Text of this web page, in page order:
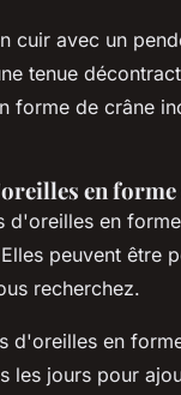
cuir avec un
tenue
forme de crâne
en forme
d'oreilles en
peuvent être
recherchez.
d'oreilles en
les jours pour